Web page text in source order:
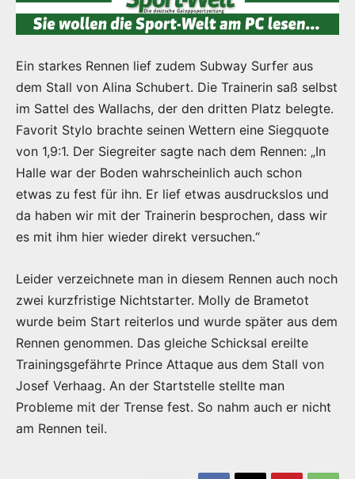
Ein starkes Rennen lief zudem Subway Surfer aus
dem Stall von Alina Schubert. Die Trainerin saß selbst
im Sattel des Wallachs, der den dritten Platz belegte.
Favorit Stylo brachte seinen Wettern eine Siegquote
von 1,9:1. Der Siegreiter sagte nach dem Rennen: „In
Halle war der Boden wahrscheinlich auch schon
etwas zu fest für ihn. Er lief etwas ausdruckslos und
da haben wir mit der Trainerin besprochen, dass wir
es mit ihm hier wieder direkt versuchen.“
Leider verzeichnete man in diesem Rennen auch noch
zwei kurzfristige Nichtstarter. Molly de Brametot
wurde beim Start reiterlos und wurde später aus dem
Rennen genommen. Das gleiche Schicksal ereilte
Trainingsgefährte Prince Attaque aus dem Stall von
Josef Verhaag. An der Startstelle stellte man
Probleme mit der Trense fest. So nahm auch er nicht
am Rennen teil.